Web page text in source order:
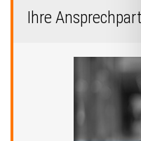
Ihre